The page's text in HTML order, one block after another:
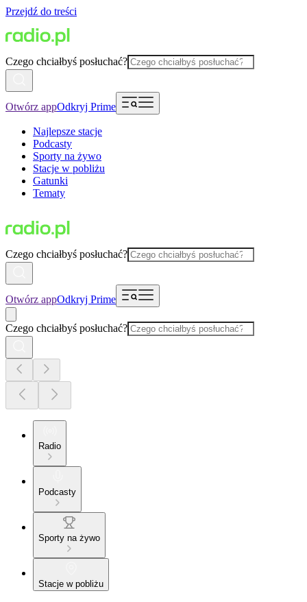
Przejdź do treści
Czego chciałbyś posłuchać?
Otwórz appOdkryj Prime
Najlepsze stacje
Podcasty
Sporty na żywo
Stacje w pobliżu
Gatunki
Tematy
Czego chciałbyś posłuchać?
Otwórz appOdkryj Prime
Czego chciałbyś posłuchać?
Radio
Podcasty
Sporty na żywo
Stacje w pobliżu